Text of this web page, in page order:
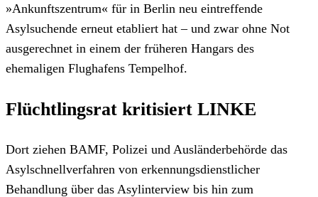
»Ankunftszentrum« für in Berlin neu eintreffende
Asylsuchende erneut etabliert hat – und zwar ohne Not
ausgerechnet in einem der früheren Hangars des
ehemaligen Flughafens Tempelhof.
Flüchtlingsrat kritisiert LINKE
Dort ziehen BAMF, Polizei und Ausländerbehörde das
Asylschnellverfahren von erkennungsdienstlicher
Behandlung über das Asylinterview bis hin zum